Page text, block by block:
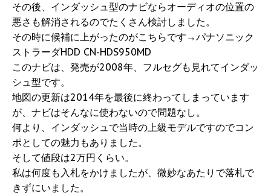
その後、インダッシュ型のナビならオーディオの位置の
悪さも解消されるのでたくさん検討しました。
その時に候補に上がったのがこちらです→パナソニック
ストラーダHDD CN-HDS950MD
このナビは、発売が2008年、フルセグも見れてインダッ
シュ型です。
地図の更新は2014年を最後に終わってしまっています
が、ナビはそんなに使わないので問題なし。
何より、インダッシュで当時の上級モデルですのでコン
ポとしての魅力もありました。
そして値段は2万円くらい。
私は何度も入札をかけましたが、微妙なあたりで落札で
きずにいました。